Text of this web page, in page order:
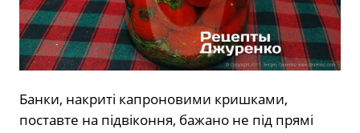
Банки, накриті капроновими кришками,
поставте на підвіконня, бажано не під прямі